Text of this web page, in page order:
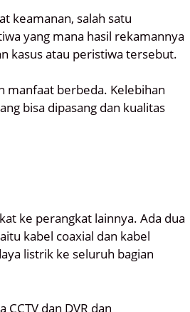
keamanan, salah satu
yang mana hasil rekamannya
kasus atau peristiwa tersebut.
manfaat berbeda. Kelebihan
bisa dipasang dan kualitas
ke perangkat lainnya. Ada dua
kabel coaxial dan kabel
listrik ke seluruh bagian
dan DVR dan